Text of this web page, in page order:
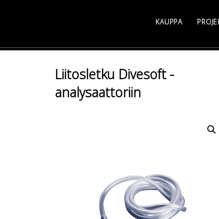
KAUPPA
Liitosletku Divesoft -
analysaattoriin